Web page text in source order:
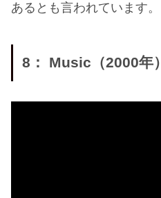
あるとも言われています。
8： Music（2000年）